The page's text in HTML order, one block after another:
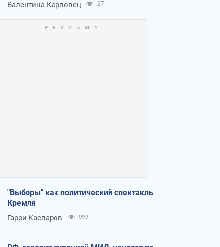
Валентина Карповец 27
"Выборы" как политический спектакль
Кремля
Гарри Каспаров 999